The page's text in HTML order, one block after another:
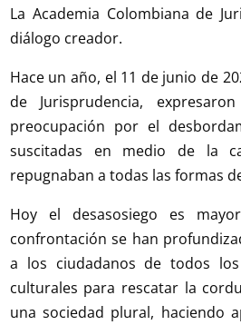
La Academia Colombiana de
diálogo creador.
Hace un año, el 11 de junio de
de Jurisprudencia,
preocupación por el
suscitadas en medio de la
repugnaban a todas las formas
Hoy el desasosiego es
confrontación se han
a los ciudadanos de todos
culturales para rescatar la
una sociedad plural, haciendo